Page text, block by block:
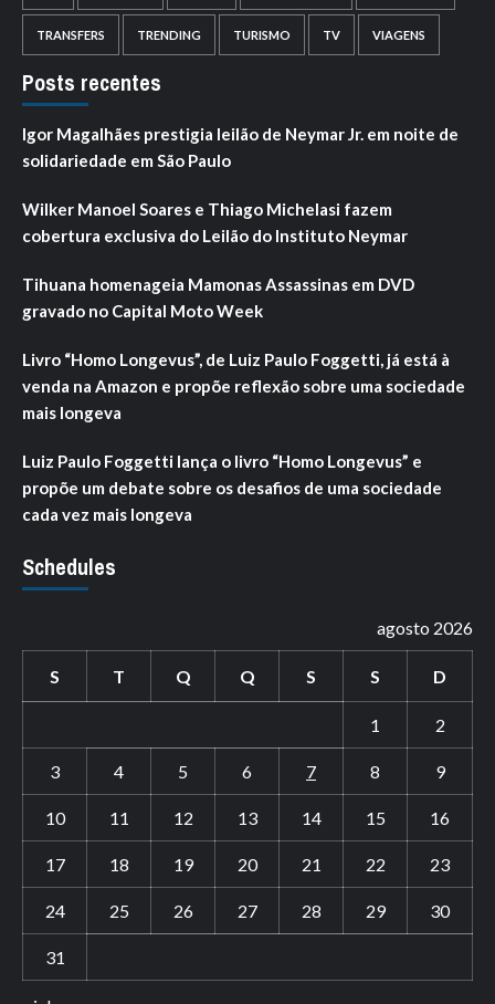
TRANSFERS TRENDING TURISMO TV VIAGENS
Posts recentes
Igor Magalhães prestigia leilão de Neymar Jr. em noite de
solidariedade em São Paulo
Wilker Manoel Soares e Thiago Michelasi fazem
cobertura exclusiva do Leilão do Instituto Neymar
Tihuana homenageia Mamonas Assassinas em DVD
gravado no Capital Moto Week
Livro “Homo Longevus”, de Luiz Paulo Foggetti, já está à
venda na Amazon e propõe reflexão sobre uma sociedade
mais longeva
Luiz Paulo Foggetti lança o livro “Homo Longevus” e
propõe um debate sobre os desafios de uma sociedade
cada vez mais longeva
Schedules
agosto 2026
S T Q Q S S D
1 2
3 4 5 6 7 8 9
10 11 12 13 14 15 16
17 18 19 20 21 22 23
24 25 26 27 28 29 30
31